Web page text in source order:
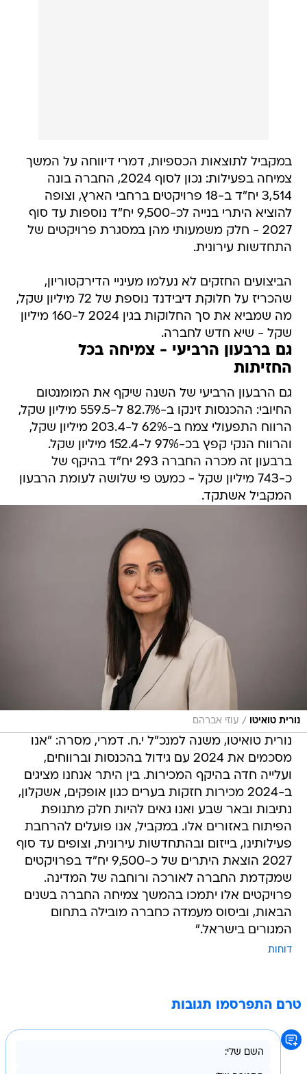
במקביל לתוצאות הכספיות, דמרי דיווחה על המשך
צמיחה בפעילות: נכון לסוף 2024, החברה בונה
3,514 יח"ד ב-18 פרויקטים ברחבי הארץ, וצופה
להוציא היתרי בנייה לכ-9,500 יח"ד נוספות עד סוף
2027 - חלק משמעותי מהן במסגרת פרויקטים של
התחדשות עירונית.
הביצועים החזקים לא נעלמו מעיניי הדירקטוריון,
שהכריז על חלוקת דיבידנד נוספת של 72 מיליון שקל,
מה שמביא את סך החלוקות בגין 2024 ל-160 מיליון
שקל - שיא חדש לחברה.
גם ברבעון הרביעי - צמיחה בכל
החזיתות
גם הרבעון הרביעי של השנה שיקף את המומנטום
החיובי: ההכנסות זינקו ב-82.7% ל-559.5 מיליון שקל,
הרווח התפעולי צמח ב-62% ל-203.4 מיליון שקל,
והרווח הנקי קפץ בכ-97% ל-152.4 מיליון שקל.
ברבעון זה מכרה החברה 293 יח"ד בהיקף של
כ-743 מיליון שקל - כמעט פי שלושה לעומת הרבעון
המקביל אשתקד.
נורית טואיטו / עוזי אברהם
נורית טואיטו, משנה למנכ"ל י.ח. דמרי, מסרה: "אנו
מסכמים את 2024 עם גידול בהכנסות וברווחים,
ועלייה חדה בהיקף המכירות. בין היתר אנחנו מציגים
ב-2024 מכירות חזקות בערים כגון אופקים, אשקלון,
נתיבות ובאר שבע ואנו גאים להיות חלק מתנופת
הפיתוח באזורים אלו. במקביל, אנו פועלים להרחבת
פעילותינו, בייזום ובהתחדשות עירונית, וצופים עד סוף
2027 הוצאת היתרים של כ-9,500 יח"ד בפרויקטים
שמקדמת החברה לאורכה ורוחבה של המדינה.
פרויקטים אלו יתמכו בהמשך צמיחה החברה בשנים
הבאות, וביסוס מעמדה כחברה מובילה בתחום
המגורים בישראל."
דוחות
טרם התפרסמו תגובות